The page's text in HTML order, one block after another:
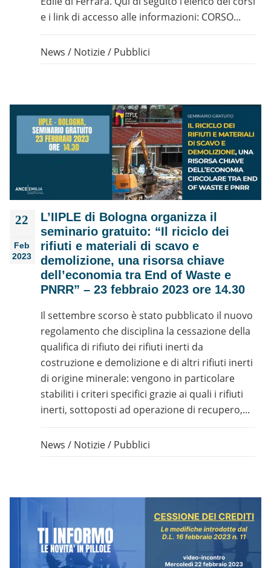
e i link di accesso alle informazioni: CORSO...
News / Notizie/ Pubblici
22
Feb
2023
L’IIPLE di Bologna organizza il
seminario gratuito: “Il riciclo dei
rifiuti e materiali di scavo e
demolizione, una risorsa chiave
dell’economia tra End of Waste e
PNRR” – 23 febbraio 2023 ore 14.30
Il settembre scorso è stato pubblicato il nuovo
regolamento che disciplina la cessazione della
qualifica di rifiuto dei rifiuti inerti da
costruzione e demolizione e di altri rifiuti inerti
di origine minerale: vengono in particolare
stabiliti i criteri specifici grazie ai quali i rifiuti
inerti, sottoposti ad operazione di recupero,...
News / Notizie/ Pubblici